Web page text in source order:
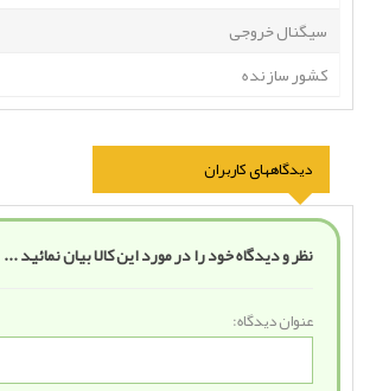
سیگنال خروجی
کشور سازنده
دیدگاههای کاربران
نظر و دیدگاه خود را در مورد این کالا بیان نمائید ...
عنوان دیدگاه: